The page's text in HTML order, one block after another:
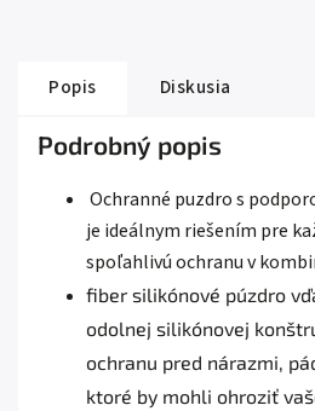
Popis Diskusia
Podrobný popis
Ochranné puzdro s
je ideálnym riešením pre
spoľahlivú ochranu v
fiber silikónové púzdro
odolnej silikónovej
ochranu pred nárazmi,
ktoré by mohli ohroziť